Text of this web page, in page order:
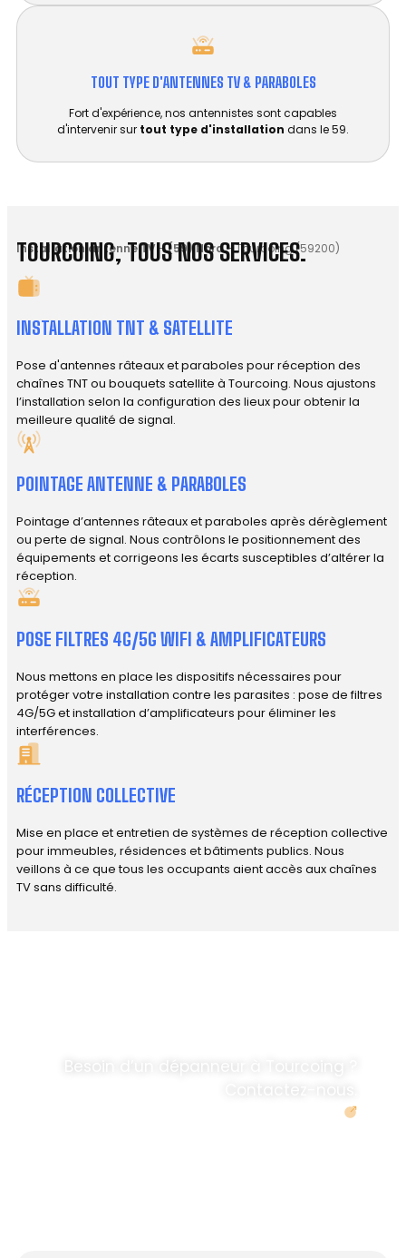
TOUT TYPE D'ANTENNES TV & PARABOLES
Fort d'expérience, nos antennistes sont capables
d'intervenir sur tout type d'installation dans le 59.
Installation antenne TV -(59) Nord-Tourcoing (59200)
TOURCOING, TOUS NOS SERVICES.
INSTALLATION TNT & SATELLITE
Pose d'antennes râteaux et paraboles pour réception des
chaînes TNT ou bouquets satellite à Tourcoing. Nous ajustons
l’installation selon la configuration des lieux pour obtenir la
meilleure qualité de signal.
POINTAGE ANTENNE & PARABOLES
Pointage d’antennes râteaux et paraboles après dérèglement
ou perte de signal. Nous contrôlons le positionnement des
équipements et corrigeons les écarts susceptibles d’altérer la
réception.
POSE FILTRES 4G/5G WIFI & AMPLIFICATEURS
Nous mettons en place les dispositifs nécessaires pour
protéger votre installation contre les parasites : pose de filtres
4G/5G et installation d’amplificateurs pour éliminer les
interférences.
RÉCEPTION COLLECTIVE
Mise en place et entretien de systèmes de réception collective
pour immeubles, résidences et bâtiments publics. Nous
veillons à ce que tous les occupants aient accès aux chaînes
TV sans difficulté.
Besoin d’un dépanneur à Tourcoing ?